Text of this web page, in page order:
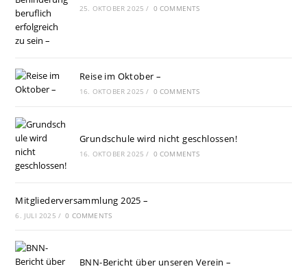
25. OKTOBER 2025 / 0 COMMENTS
Reise im Oktober –
16. OKTOBER 2025 / 0 COMMENTS
Grundschule wird nicht geschlossen!
16. OKTOBER 2025 / 0 COMMENTS
Mitgliederversammlung 2025 –
6. JULI 2025 / 0 COMMENTS
BNN-Bericht über unseren Verein –